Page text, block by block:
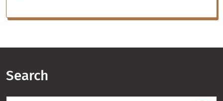
Search